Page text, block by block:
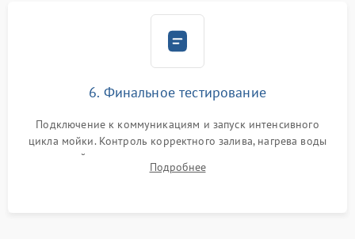
6. Финальное тестирование
Подключение к коммуникациям и запуск интенсивного
цикла мойки. Контроль корректного залива, нагрева воды
до нужной температуры, отсутствия посторонних шумов,
штатного слива и абсолютной сухости в поддоне.
Подробнее